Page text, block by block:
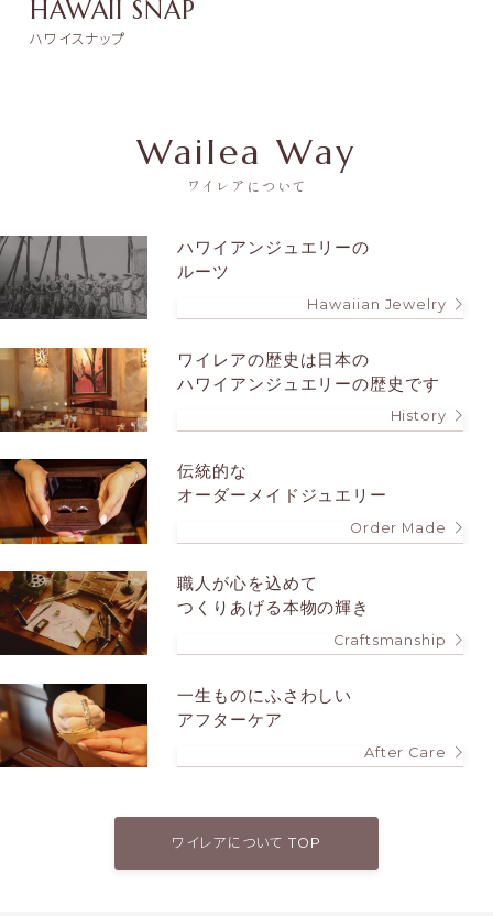
HAWAII SNAP
ハワイスナップ
Wailea Way
ワイレアについて
ハワイアンジュエリーの
ルーツ
Hawaiian Jewelry
ワイレアの歴史は日本の
ハワイアンジュエリーの歴史です
History
伝統的な
オーダーメイドジュエリー
Order Made
職人が心を込めて
つくりあげる本物の輝き
Craftsmanship
一生ものにふさわしい
アフターケア
After Care
ワイレアについて TOP